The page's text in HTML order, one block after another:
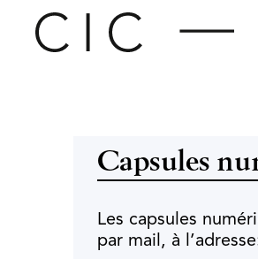
Capsules
Les capsules
par mail, à